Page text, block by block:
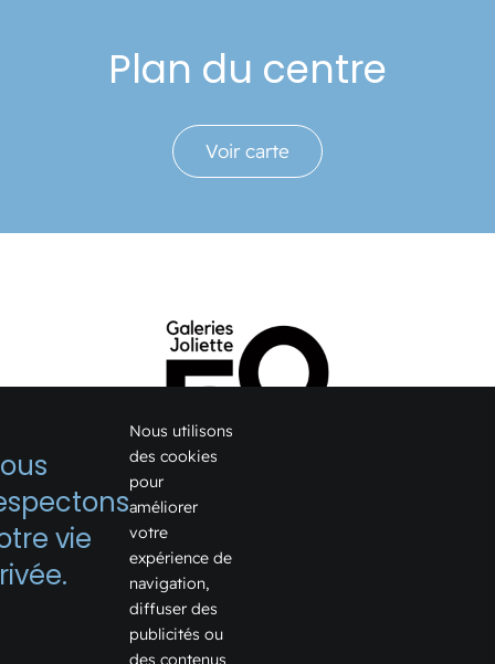
Plan du centre
Voir carte
1075, boulevard Firestone
Joliette, Québec J6E 6X6
Voir sur Google Map →
Téléphone:
vie
Nous utilisons
des cookies
pour
améliorer
votre
expérience de
navigation,
diffuser des
publicités ou
des contenus